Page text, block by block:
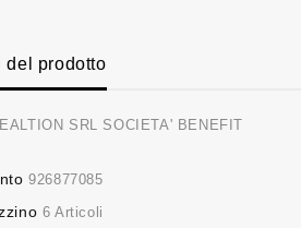
del prodotto
SRL SOCIETA' BENEFIT
926877085
6 Articoli